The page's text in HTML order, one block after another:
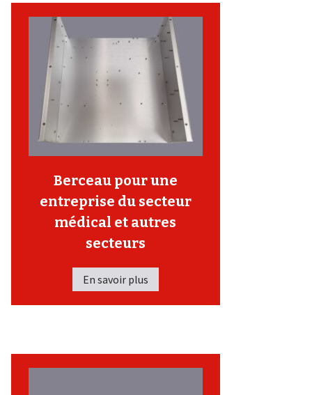
Berceau pour une
entreprise du secteur
médical et autres
secteurs
En savoir plus